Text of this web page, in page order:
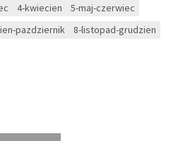
4-kwiecien
5-maj-czerwiec
pazdziernik 8-listopad-grudzien